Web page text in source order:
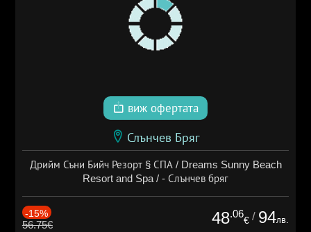
виж офертата
Слънчев Бряг
Дрийм Съни Бийч Резорт § СПА / Dreams Sunny Beach
Resort and Spa / - Слънчев бряг
-15%
56.75€ 48.06
€ / 94лв.